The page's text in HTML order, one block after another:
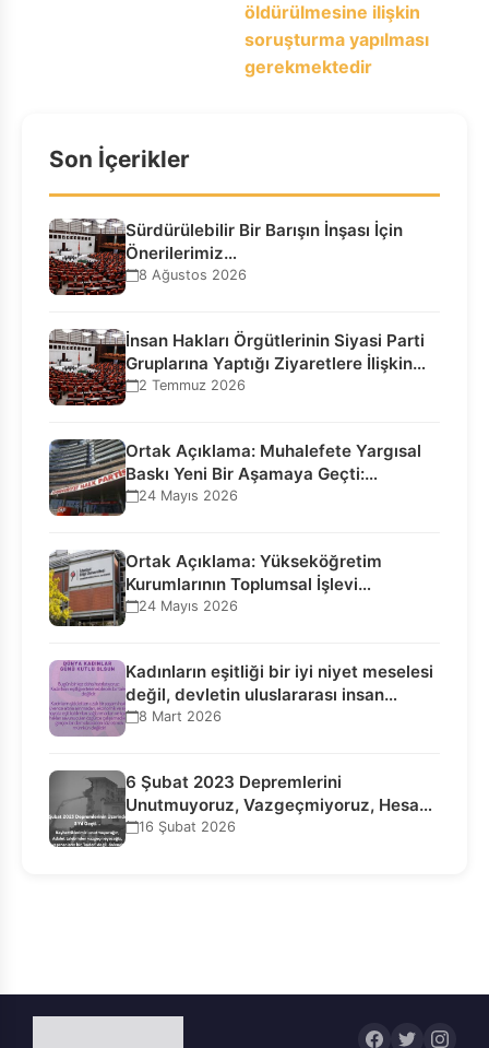
öldürülmesine ilişkin
soruşturma yapılması
gerekmektedir
Son İçerikler
Sürdürülebilir Bir Barışın İnşası İçin
Önerilerimiz…
8 Ağustos 2026
İnsan Hakları Örgütlerinin Siyasi Parti
Gruplarına Yaptığı Ziyaretlere İlişkin
Bilgilendirme…
2 Temmuz 2026
Ortak Açıklama: Muhalefete Yargısal
Baskı Yeni Bir Aşamaya Geçti:
Seçilmiş…
24 Mayıs 2026
Ortak Açıklama: Yükseköğretim
Kurumlarının Toplumsal İşlevi
Kurucularının Ticari Akıbetine
24 Mayıs 2026
Kadınların eşitliği bir iyi niyet meselesi
değil, devletin uluslararası insan…
8 Mart 2026
6 Şubat 2023 Depremlerini
Unutmuyoruz, Vazgeçmiyoruz, Hesap
Sorulmasını İstiyoruz!
16 Şubat 2026